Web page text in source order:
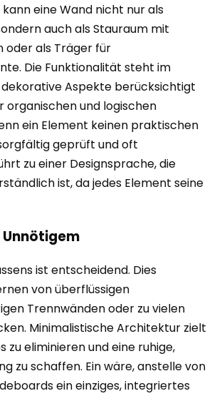
kann eine Wand nicht nur als
auch als Stauraum mit
oder als Träger für
Die Funktionalität steht im
Aspekte berücksichtigt
organischen und logischen
ein Element keinen praktischen
geprüft und oft
zu einer Designsprache, die
ist, da jedes Element seine
ist entscheidend. Dies
von überflüssigen
Trennwänden oder zu vielen
Minimalistische Architektur zielt
zu eliminieren und eine ruhige,
zu schaffen. Ein wäre, anstelle von
ein einziges, integriertes